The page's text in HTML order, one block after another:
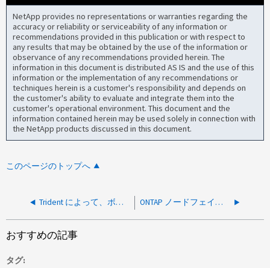
NetApp provides no representations or warranties regarding the
accuracy or reliability or serviceability of any information or
recommendations provided in this publication or with respect to
any results that may be obtained by the use of the information or
observance of any recommendations provided herein. The
information in this document is distributed AS IS and the use of this
information or the implementation of any recommendations or
techniques herein is a customer's responsibility and depends on
the customer's ability to evaluate and integrate them into the
customer's operational environment. This document and the
information contained herein may be used solely in connection with
the NetApp products discussed in this document.
このページのトップへ
Trident によって、ボリュームが配置されるのを待っている間に「 persistentvolume-controller waiting 」エラーが表示されます 作成済み " ONTAP ノードフェイルオーバー中に作成された Trident iSCSI PVC は、ギブバック後にシングルパスのみを持つ
おすすめの記事
タグ